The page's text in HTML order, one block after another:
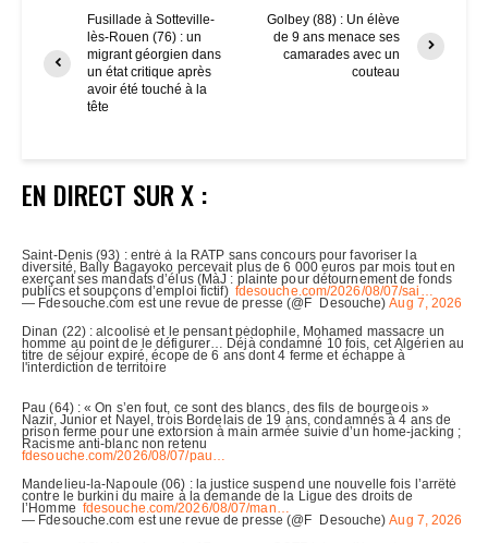
Fusillade à Sotteville-
lès-Rouen (76) : un
migrant géorgien dans
un état critique après
avoir été touché à la
tête
Golbey (88) : Un élève
de 9 ans menace ses
camarades avec un
couteau
EN DIRECT SUR X :